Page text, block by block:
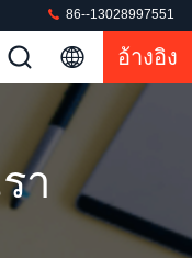
86--13028997551
อ้างอิง
า